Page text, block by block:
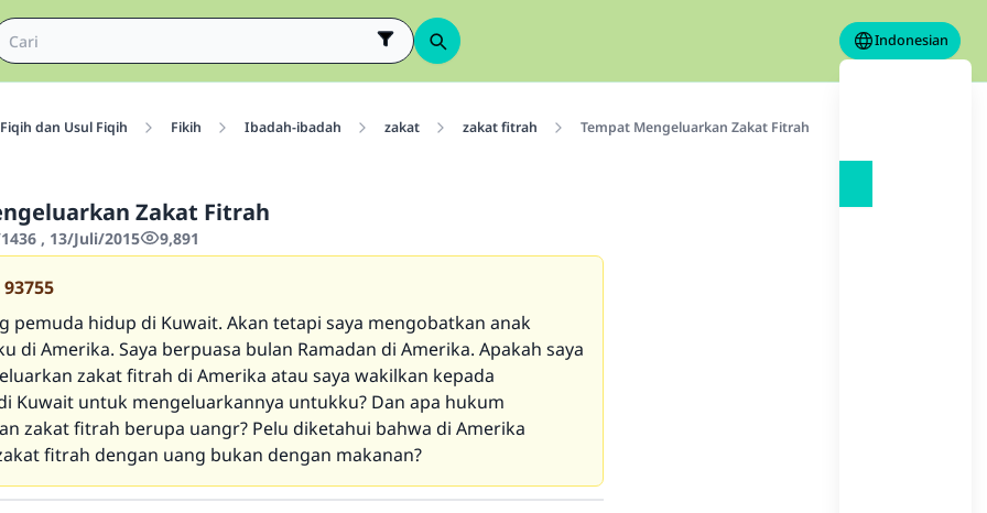
Indonesian
Fiqih dan Usul Fiqih Fikih Ibadah-ibadah zakat zakat fitrah Tempat Mengeluarkan Zakat Fitrah
Zakat Fitrah
, 13/Juli/2015 9,891
93755
pemuda hidup di Kuwait. Akan tetapi saya mengobatkan anak
di Amerika. Saya berpuasa bulan Ramadan di Amerika. Apakah saya
zakat fitrah di Amerika atau saya wakilkan kepada
Kuwait untuk mengeluarkannya untukku? Dan apa hukum
zakat fitrah berupa uangr? Pelu diketahui bahwa di Amerika
fitrah dengan uang bukan dengan makanan?